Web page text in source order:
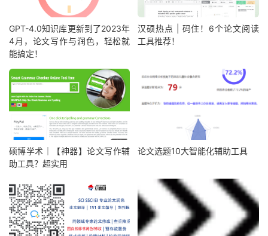
GPT-4.0知识库更新到了2023年
4月，论文写作与润色，轻松就
能搞定！
汉硕热点 | 码住！6个论文阅读
工具推荐！
硕博学术｜【神器】论文写作辅
助工具？超实用
论文选题10大智能化辅助工具